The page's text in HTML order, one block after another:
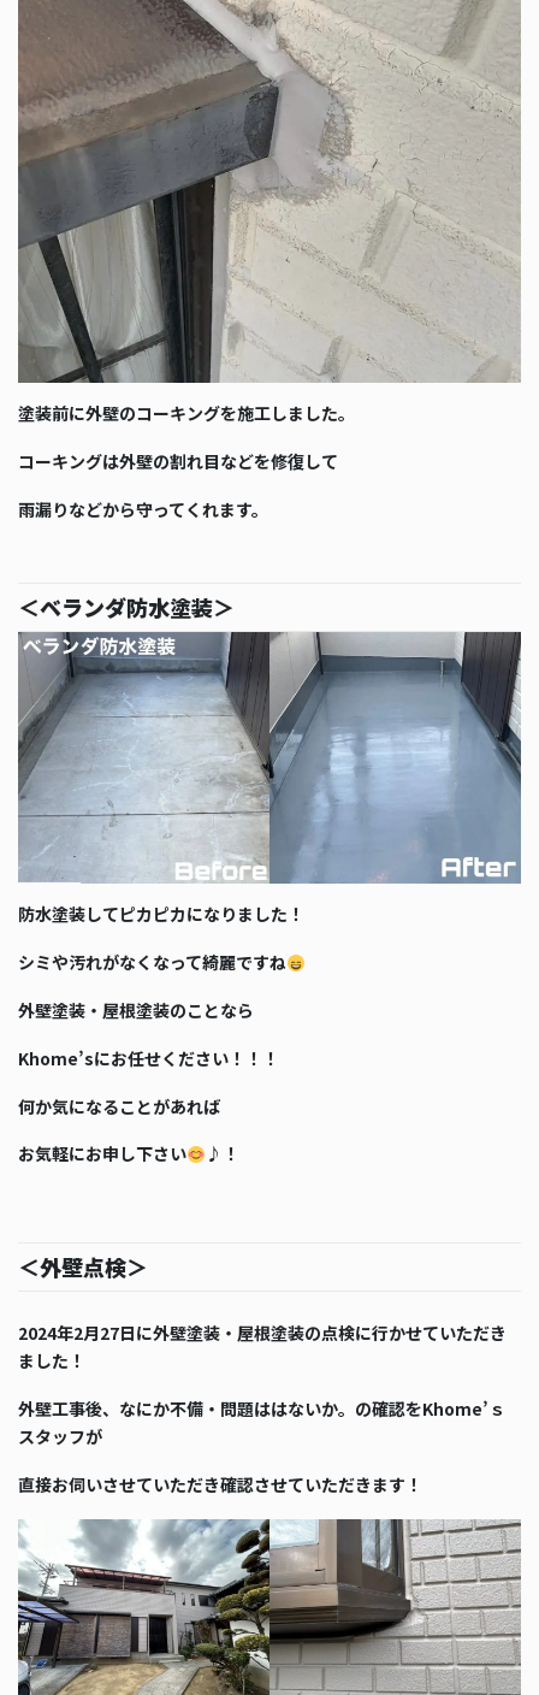
塗装前に外壁のコーキングを施工しました。
コーキングは外壁の割れ目などを修復して
雨漏りなどから守ってくれます。
＜ベランダ防水塗装＞
防水塗装してピカピカになりました！
シミや汚れがなくなって綺麗ですね
外壁塗装・屋根塗装のことなら
Khome’sにお任せください！！！
何か気になることがあれば
お気軽にお申し下さい
♪！
＜外壁点検＞
2024年2月27日に外壁塗装・屋根塗装の点検に行かせていただき
ました！
外壁工事後、なにか不備・問題ははないか。の確認をKhome’ｓ
スタッフが
直接お伺いさせていただき確認させていただきます！